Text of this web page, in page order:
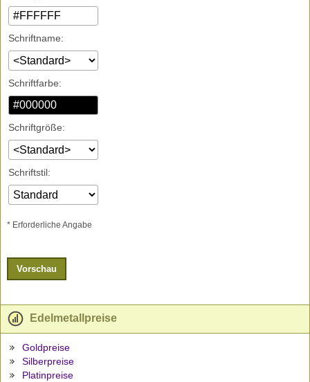
Schriftname:
Schriftfarbe:
Schriftgröße:
Schriftstil:
* Erforderliche Angabe
Vorschau
Edelmetallpreise
Goldpreise
Silberpreise
Platinpreise